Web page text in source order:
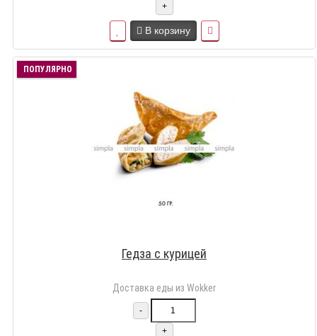
+
В корзину
ПОПУЛЯРНО
Гедза с курицей
Доставка еды из Wokker
-
+